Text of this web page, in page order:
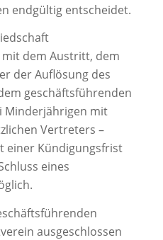
endgültig entscheidet.
dem Austritt, dem
der Auflösung des
geschäftsführenden
Minderjährigen mit
Vertreters –
einer Kündigungsfrist
eines
ausgeschlossen